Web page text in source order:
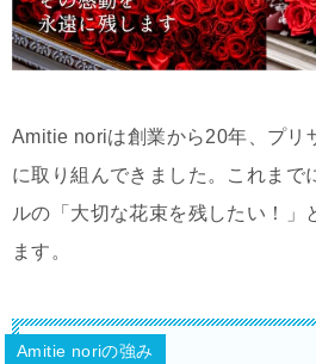
Amitie noriは創業から20年、プリ
に取り組んできました。これまで
ルの「大切な花束を残したい！」
ます。
Amitie noriの強み